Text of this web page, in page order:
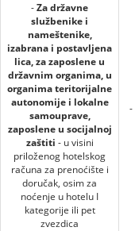
-Za državne
službenike i
nameštenike,
izabrana i postavljena
lica, za zaposlene u
državnim organima, u
organima teritorijalne
autonomije i lokalne
samouprave,
zaposlene u socijalnoj
zaštiti - u visini
priloženog hotelskog
računa za prenoćište i
doručak, osim za
noćenje u hotelu I
kategorije ili pet
zvezdica
-